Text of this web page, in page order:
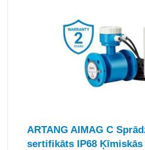
ARTANG AIMAG C
sertifikāts IP68